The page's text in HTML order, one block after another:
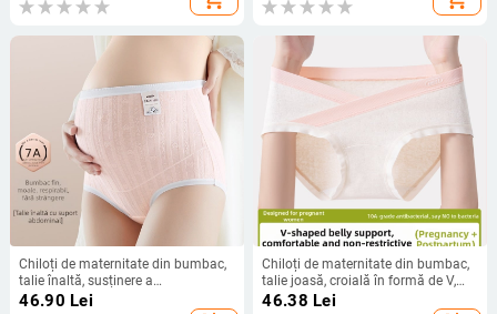
sport, costum de fitness
Bumbac 100%, 50 count)
Chiloți de maternitate din bumbac,
talie înaltă, susținere a
abdomenului, pentru sarcină în
46.90 Lei
Chiloți de maternitate din bumbac,
talie joasă, croială în formă de V,
lungime extinsă, respirabile pentru
46.38 Lei